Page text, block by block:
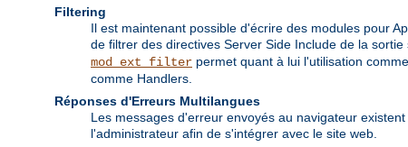
Filtering
Il est maintenant possible d'écrire des modules pour
de filtrer des directives Server Side Include de la
mod_ext_filter permet quant à lui l'utilisation
comme Handlers.
Réponses d'Erreurs Multilangues
Les messages d'erreur envoyés au navigateur
l'administrateur afin de s'intégrer avec le site web.